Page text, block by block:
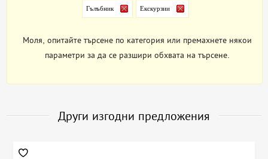
Гълъбник Екскурзии
Моля, опитайте търсене по категория или премахнете някои
параметри за да се разшири обхвата на търсене.
Други изгодни предложения